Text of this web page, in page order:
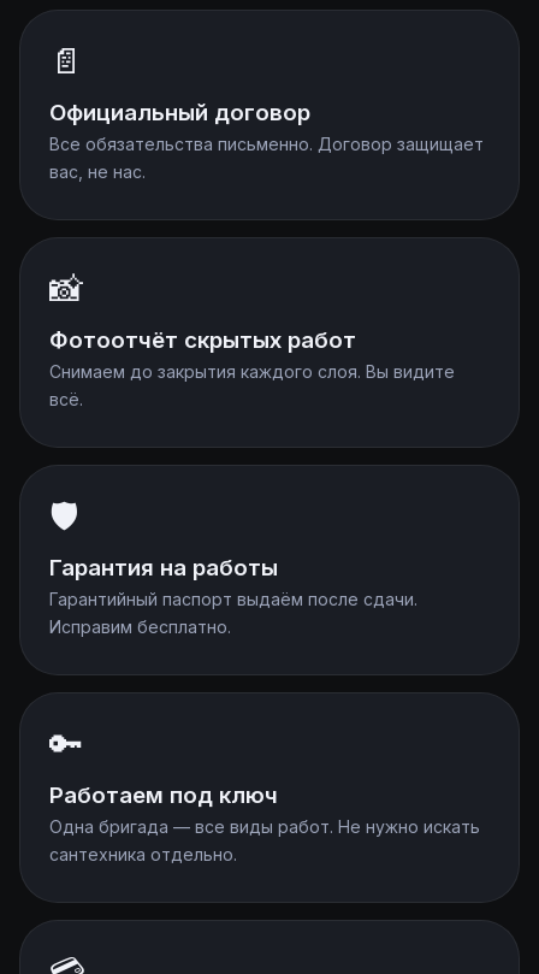
📄
Официальный договор
Все обязательства письменно. Договор защищает
вас, не нас.
📸
Фотоотчёт скрытых работ
Снимаем до закрытия каждого слоя. Вы видите
всё.
🛡️
Гарантия на работы
Гарантийный паспорт выдаём после сдачи.
Исправим бесплатно.
🔑
Работаем под ключ
Одна бригада — все виды работ. Не нужно искать
сантехника отдельно.